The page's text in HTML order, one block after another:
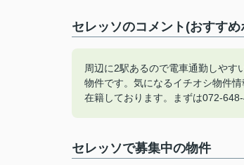
セレッソのコメント(おすすめ
周辺に2駅あるので電車通勤しやす
物件です。気になるイチオシ物件
在籍しております。まずは072-
セレッソで募集中の物件